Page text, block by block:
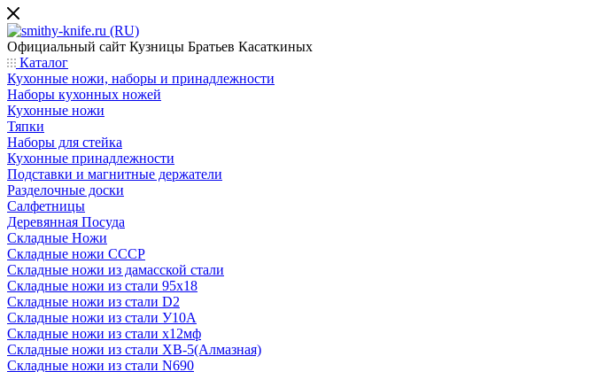
Официальный сайт Кузницы Братьев Касаткиных
Каталог
Кухонные ножи, наборы и принадлежности
Наборы кухонных ножей
Кухонные ножи
Тяпки
Наборы для стейка
Кухонные принадлежности
Подставки и магнитные держатели
Разделочные доски
Салфетницы
Деревянная Посуда
Складные Ножи
Cкладные ножи СССР
Складные ножи из дамасской стали
Складные ножи из стали 95х18
Складные ножи из стали D2
Складные ножи из стали У10А
Складные ножи из стали х12мф
Складные ножи из стали ХВ-5(Алмазная)
Складные ножи из стали N690